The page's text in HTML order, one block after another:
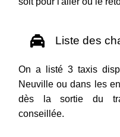
Liste des
On a listé 3 taxis
Neuville ou dans les
dès la sortie du
conseillée.